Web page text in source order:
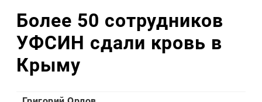
Более 50 сотрудников
УФСИН сдали кровь в
Крыму